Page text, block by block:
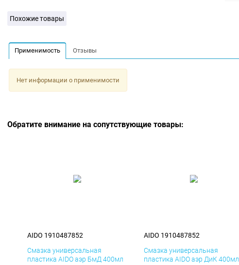
Похожие товары
Применимость Отзывы
Нет информации о применимости
Обратите внимание на сопутствующие товары:
AIDO 1910487852
Смазка универсальная
пластика AIDO аэр БмД 400мл
AIDO 1910487852
Смазка универсальная
пластика AIDO аэр ДиК 400мл